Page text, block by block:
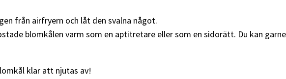
från airfryern och låt den svalna något.
blomkålen varm som en aptitretare eller som en sidorätt. Du kan
klar att njutas av!